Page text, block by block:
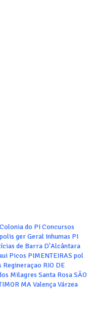
Colonia do PIConcursos
gerGeral Inhumas PI
de Barra D'Alcântara
Picos PIMENTEIRAS pol
Regineraçao RIO DE
Milagres Santa RosaSÃO
MAValençaVárzea